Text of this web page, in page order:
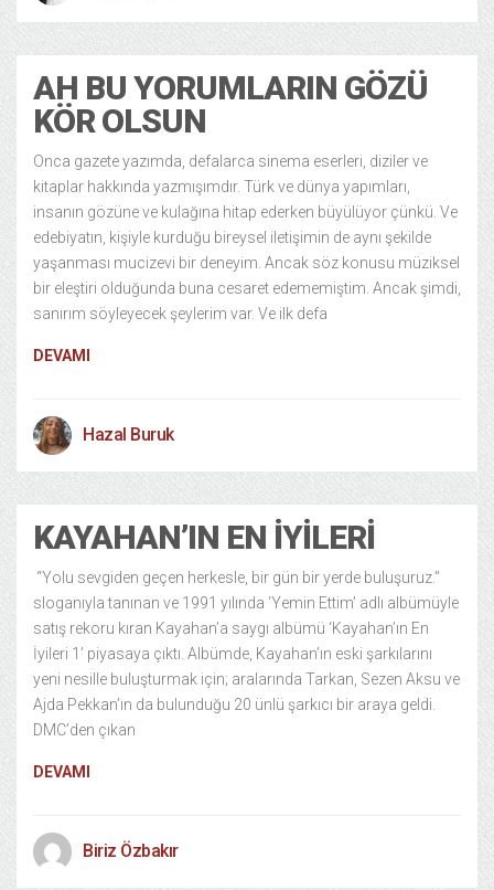
AH BU YORUMLARIN GÖZÜ
KÖR OLSUN
Onca gazete yazımda, defalarca sinema eserleri, diziler ve
kitaplar hakkında yazmışımdır. Türk ve dünya yapımları,
insanın gözüne ve kulağına hitap ederken büyülüyor çünkü. Ve
edebiyatın, kişiyle kurduğu bireysel iletişimin de aynı şekilde
yaşanması mucizevi bir deneyim. Ancak söz konusu müziksel
bir eleştiri olduğunda buna cesaret edememiştim. Ancak şimdi,
sanırım söyleyecek şeylerim var. Ve ilk defa
DEVAMI
Hazal Buruk
KAYAHAN’IN EN İYILERI
“Yolu sevgiden geçen herkesle, bir gün bir yerde buluşuruz.”
sloganıyla tanınan ve 1991 yılında ‘Yemin Ettim’ adlı albümüyle
satış rekoru kıran Kayahan’a saygı albümü ‘Kayahan’ın En
İyileri 1’ piyasaya çıktı. Albümde, Kayahan’ın eski şarkılarını
yeni nesille buluşturmak için; aralarında Tarkan, Sezen Aksu ve
Ajda Pekkan’ın da bulunduğu 20 ünlü şarkıcı bir araya geldi.
DMC’den çıkan
DEVAMI
Biriz Özbakır